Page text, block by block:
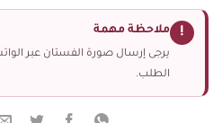
! ملاحظة مهمة
يرجى إرسال صورة الفستان عبر
الطلب.